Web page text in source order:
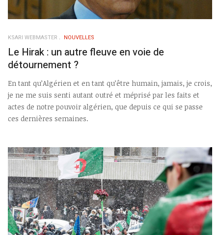
KSARI WEBMASTER NOUVELLES
Le Hirak : un autre fleuve en voie de
détournement ?
En tant qu’Algérien et en tant qu’être humain, jamais, je crois,
je ne me suis senti autant outré et méprisé par les faits et
actes de notre pouvoir algérien, que depuis ce qui se passe
ces dernières semaines.